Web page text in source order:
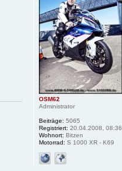
OSM62
Administrator
Beiträge: 5065
Registriert: 20.04.2008, 08:36
Wohnort: Bitzen
Motorrad: S 1000 XR - K69